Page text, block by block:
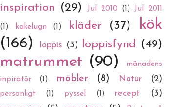
inspiration (29) Jul 2010 (1) Jul 2011
(1) kakelugn (1) kläder (37)
kök
(166)
loppis (3) loppisfynd (49)
matrummet (90)
månadens
inpiratör
(1) möbler (8) Natur (2)
personligt (1) pyssel (1) recept
(3)